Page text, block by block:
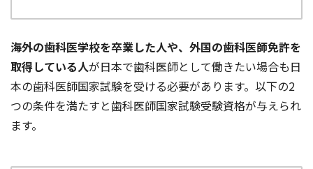
海外の歯科医学校を卒業した人や、外国の歯科医師免許を
取得している人が日本で歯科医師として働きたい場合も日
本の歯科医師国家試験を受ける必要があります。以下の2
つの条件を満たすと歯科医師国家試験受験資格が与えられ
ます。